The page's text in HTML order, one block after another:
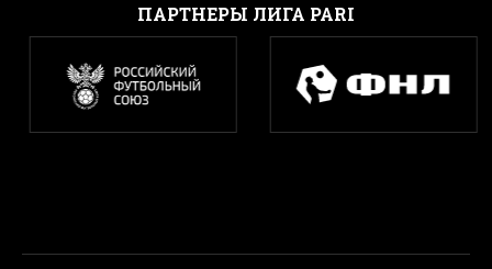
ПАРТНЕРЫ ЛИГА PARI